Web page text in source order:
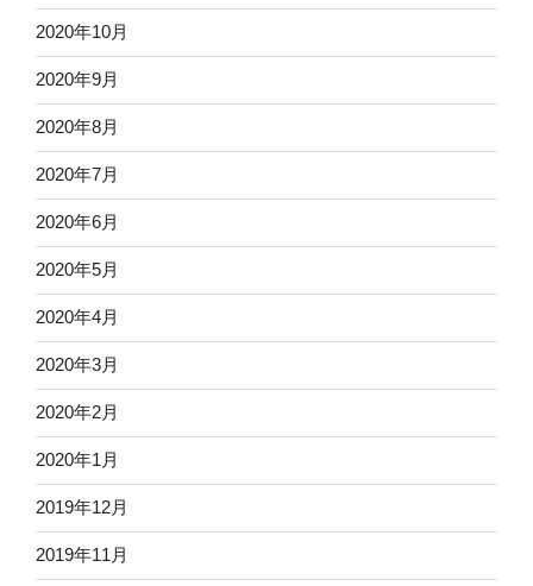
2020年10月
2020年9月
2020年8月
2020年7月
2020年6月
2020年5月
2020年4月
2020年3月
2020年2月
2020年1月
2019年12月
2019年11月